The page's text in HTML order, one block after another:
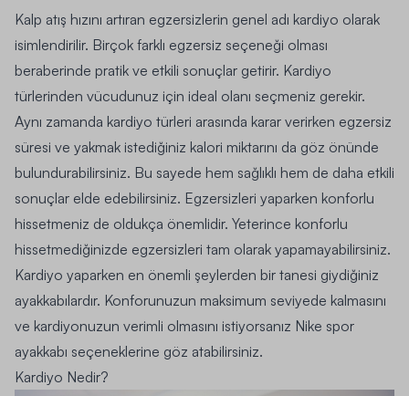
Kalp atış hızını artıran egzersizlerin genel adı kardiyo olarak
isimlendirilir. Birçok farklı egzersiz seçeneği olması
beraberinde pratik ve etkili sonuçlar getirir. Kardiyo
türlerinden vücudunuz için ideal olanı seçmeniz gerekir.
Aynı zamanda kardiyo türleri arasında karar verirken egzersiz
süresi ve yakmak istediğiniz kalori miktarını da göz önünde
bulundurabilirsiniz. Bu sayede hem sağlıklı hem de daha etkili
sonuçlar elde edebilirsiniz. Egzersizleri yaparken konforlu
hissetmeniz de oldukça önemlidir. Yeterince konforlu
hissetmediğinizde egzersizleri tam olarak yapamayabilirsiniz.
Kardiyo yaparken en önemli şeylerden bir tanesi giydiğiniz
ayakkabılardır. Konforunuzun maksimum seviyede kalmasını
ve kardiyonuzun verimli olmasını istiyorsanız Nike spor
ayakkabı seçeneklerine göz atabilirsiniz.
Kardiyo Nedir?